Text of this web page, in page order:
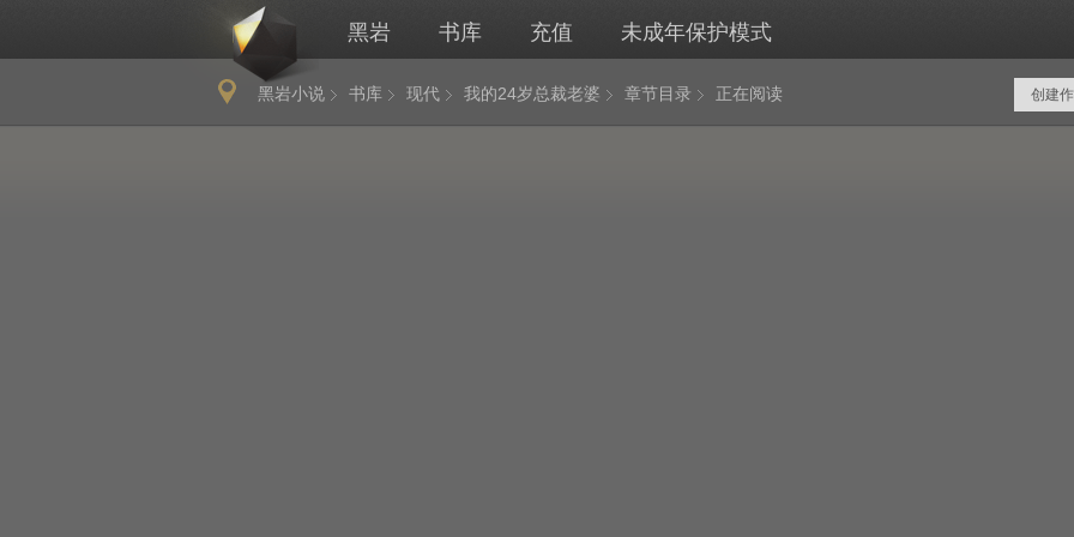
黑岩 书库 充值 未成年保护模式
黑岩小说 书库 现代 我的24岁总裁老婆 章节目录 正在阅读 创建